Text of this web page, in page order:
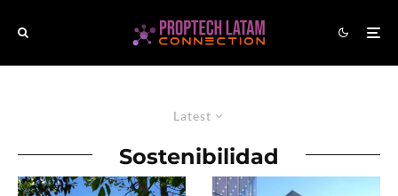
Latest
Sostenibilidad